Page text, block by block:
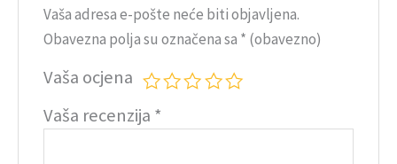
Vaša adresa e-pošte neće biti objavljena.
Obavezna polja su označena sa * (obavezno)
Vaša ocjena
Vaša recenzija *